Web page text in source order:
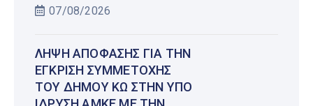
07/08/2026
ΛΉΨΗ ΑΠΌΦΑΣΗΣ ΓΙΑ ΤΗΝ
ΈΓΚΡΙΣΗ ΣΥΜΜΕΤΟΧΉΣ
ΤΟΥ ΔΉΜΟΥ ΚΩ ΣΤΗΝ ΥΠΌ